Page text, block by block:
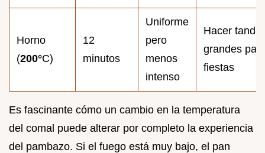
Horno
(200°C)
12
minutos
Uniforme
pero
menos
intenso
Hacer
grandes
fiestas
Es fascinante cómo un cambio en la temperatura
del comal puede alterar por completo la experiencia
del pambazo. Si el fuego está muy bajo, el pan